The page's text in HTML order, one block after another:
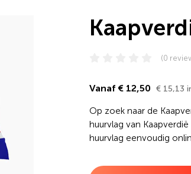
(0
Vanaf € 12,50 € 15,13
Op zoek naar de
huurvlag van
huurvlag eenvoudig